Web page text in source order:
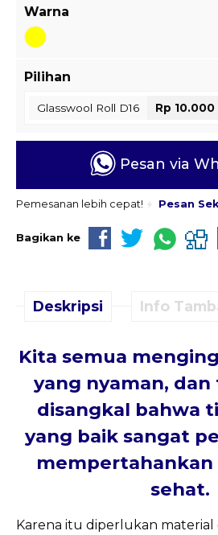
Warna
Pilihan
Glasswool Roll D16 Rp 10.000
Pesan via
Pemesanan lebih cepat! Pesan
Bagikan ke
Deskripsi Info
Kita semua
yang nyaman,
disangkal bahwa
yang baik sangat
mempertahankan
sehat.
Karena itu diperlukan material